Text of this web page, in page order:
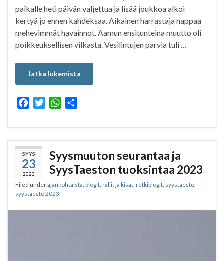
paikalle heti päivän valjettua ja lisää joukkoa alkoi
kertyä jo ennen kahdeksaa. Aikainen harrastaja nappaa
mehevimmät havainnot. Aamun ensitunteina muutto oli
poikkeuksellisen vilkasta. Vesilintujen parvia tuli …
Jatka lukemista
c
e
b
o
o
k
i
t
W
a
t
A
p
p
a
r
SYYS
23
2023
Syysmuuton seurantaa ja
SyysTaeston tuoksintaa 2023
Filed underajankohtaista blogit rallit ja kisat retkiblogit syystaesto
syystaesto 2023